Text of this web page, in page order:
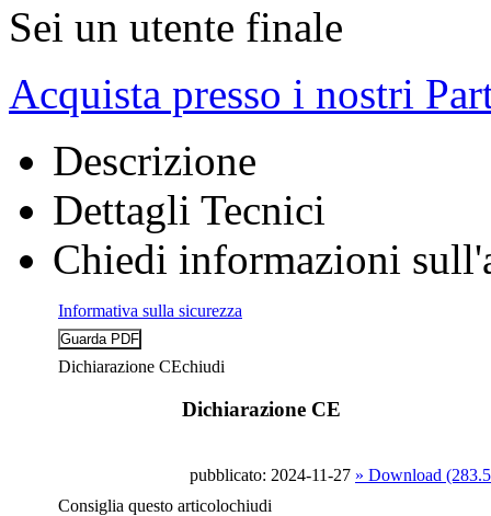
Sei un utente finale
Acquista presso i nostri
Descrizione
Dettagli Tecnici
Chiedi informazioni
Informativa sulla sicurezza
Dichiarazione CEchiudi
Dichiarazione CE
pubblicato: 2024-11-27 » Download
Consiglia questo articolochiudi